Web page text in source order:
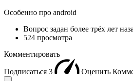
Особенно про android
Вопрос задан более трёх лет
524 просмотра
Комментировать
Подписаться 3 Оценить